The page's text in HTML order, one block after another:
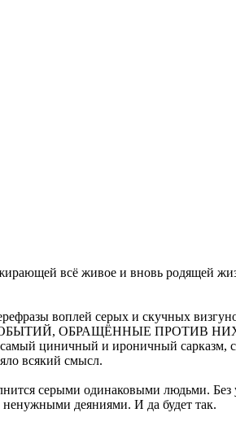
всё живое и вновь родящей
воплей серых и скучных
ОБРАЩЁННЫЕ ПРОТИВ НИХ
циничный и ироничный сарказм,
всякий смысл.
серыми одинаковыми людьми.
деяниями. И да будет так.